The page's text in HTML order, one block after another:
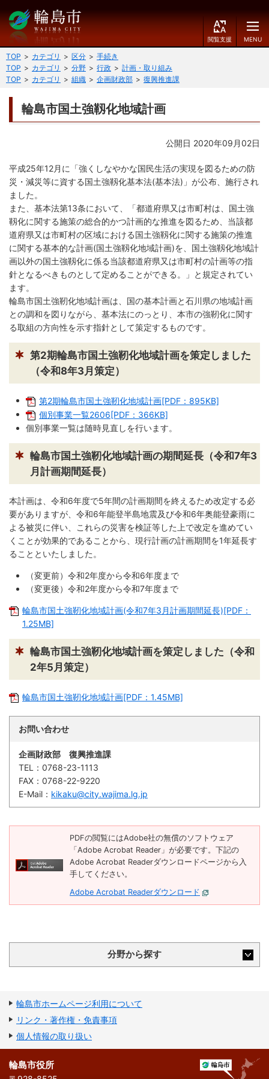
閲
覧
E
文字の大きさ
小
中
背景色
黒
青 白
言語を変更する
E
n
g
l
s
h
简
体
中
文
繁
体
中
文
한
국
届出・登録・証明 保険・年金・介護
健康・予防
税 育児・教育
住宅・インフラ
消費生活 輪島市ケーブルテレビ
移住・定住
事業者の方へ
税 入札・契約
都市整備 産業・雇用
観光・文化
観光情報 市の紹介
世界農業遺産 施設案内
市政情報
市役所ご案内 広報・広聴
行政 教育行政
農業委員会 議会
選挙
防災・救急
TOP カテゴリ 区分
手続き
TOP
カテゴリ 分野 行政
計画・取り組み
TOP
カテゴリ 組織 企画財政部 復興推進課
輪島市国土強靱化地域計画
公開日 2020年09月02日
平成25年12月に「強くしなやかな国民生活の実現を図るための防
災・減災等に資する国土強靱化基本法(基本法)」が公布、施行され
ました。
また、基本法第13条において、「都道府県又は市町村は、国土強
靱化に関する施策の総合的かつ計画的な推進を図るため、当該都
道府県又は市町村の区域における国土強靱化に関する施策の推進
に関する基本的な計画(国土強靱化地域計画)を、国土強靱化地域計
画以外の国土強靱化に係る当該都道府県又は市町村の計画等の指
針となるべきものとして定めることができる。」と規定されてい
ます。
輪島市国土強靭化地域計画は、国の基本計画と石川県の地域計画
との調和を図りながら、基本法にのっとり、本市の強靭化に関す
る取組の方向性を示す指針として策定するものです。
第2期輪島市国土強靭化地域計画を策定しました
（令和8年3月策定）
第2期輪島市国土強靭化地域計画[PDF：895KB]
個別事業一覧2606[PDF：366KB]
個別事業一覧は随時見直しを行います。
輪島市国土強靭化地域計画の期間延長（令和7年3
月計画期間延長）
本計画は、令和6年度で5年間の計画期間を終えるため改定する必
要がありますが、令和6年能登半島地震及び令和6年奥能登豪雨に
よる被災に伴い、これらの災害を検証等した上で改定を進めてい
くことが効果的であることから、現行計画の計画期間を1年延長す
ることといたしました。
（変更前）令和2年度から令和6年度まで
（変更後）令和2年度から令和7年度まで
輪島市国土強靭化地域計画(令和7年3月計画期間延長)[PDF：
1.25MB]
輪島市国土強靭化地域計画を策定しました（令和
2年5月策定）
輪島市国土強靭化地域計画[PDF：1.45MB]
お問い合わせ
企画財政部 復興推進課
TEL： 0768-23-1113
FAX： 0768-22-9220
E-Mail： kikaku@city.wajima.lg.jp
PDFの閲覧にはAdobe社の無償のソフトウェア
「Adobe Acrobat Reader」が必要です。下記の
Adobe Acrobat Readerダウンロードページから入
手してください。
Adobe Acrobat Readerダウンロード
分野から探す
輪島市ホームページ利用について
リンク・著作権・免責事項
個人情報の取り扱い
輪島市役所